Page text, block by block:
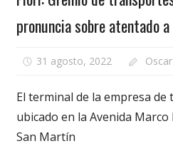
pronuncia sobre atentado
31 agosto, 2022
El terminal de la empresa
ubicado en la Avenida
San Martín